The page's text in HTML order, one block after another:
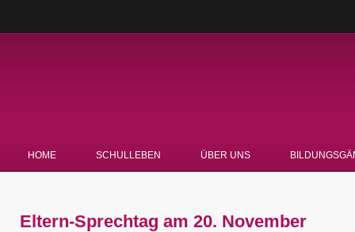
HOME SCHULLEBEN ÜBER UNS
Eltern-Sprechtag am 20. November